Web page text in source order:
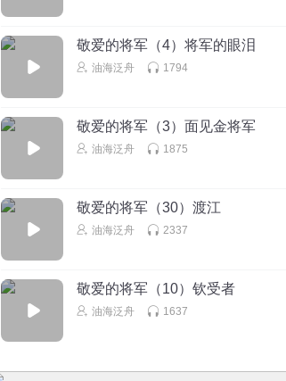
敬爱的将军（4）将军的眼泪
油海泛舟 1794
敬爱的将军（3）面见金将军
油海泛舟 1875
敬爱的将军（30）渡江
油海泛舟 2337
敬爱的将军（10）钦受者
油海泛舟 1637